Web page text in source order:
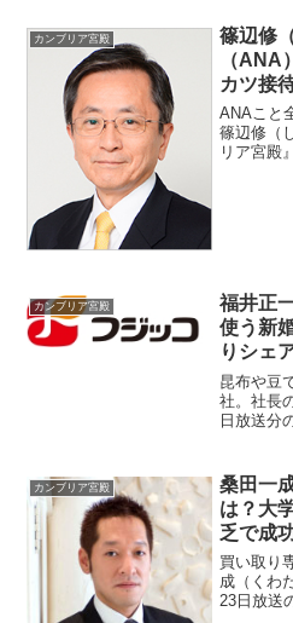
カンブリア宮殿
篠辺修
（ANA
カツ接
ア】
ANAこと
篠辺修（
リア宮殿
カンブリア宮殿
福井正
使う新
りシェ
昆布や豆
社。社長
日放送分
していま
剤が会社
カンブリア宮殿
桑田一
は？大
乏で成
買い取り
成（くわ
23日放送